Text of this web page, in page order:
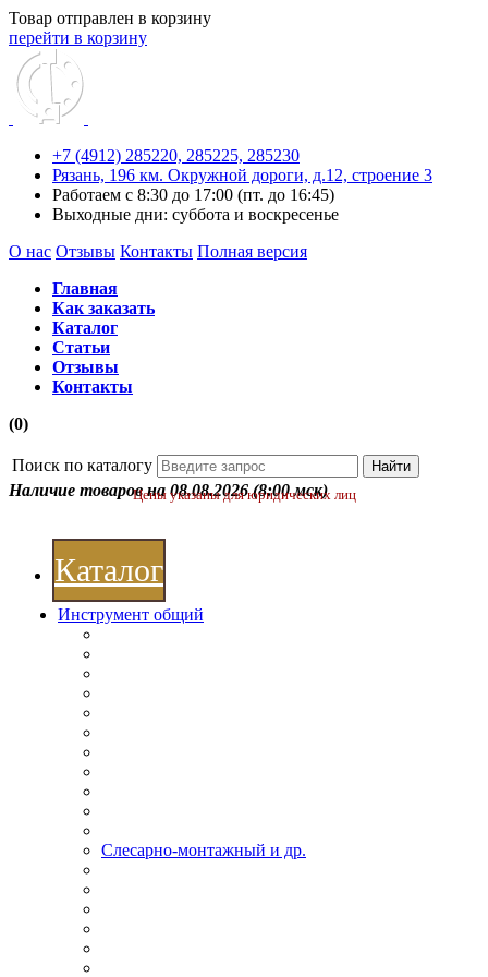
Товар отправлен в корзину
перейти в корзину
+7 (4912) 285220, 285225, 285230
Рязань, 196 км. Окружной дороги, д.12, строение 3
Работаем с 8:30 до 17:00 (пт. до 16:45)
Выходные дни: суббота и воскресенье
О нас Отзывы Контакты Полная версия
Главная
Как заказать
Каталог
Статьи
Отзывы
Контакты
(0)
Поиск по каталогу
Наличие товаров на 08.08.2026 (8:00 мск)
Цены указаны для юридических лиц
Каталог
Инструмент общий
Слесарно-монтажный и др.